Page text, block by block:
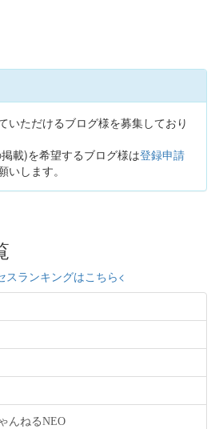
いただけるブログ様を募集しており
載)を希望するブログ様は登録申請
いします。
スランキングはこちら<
んねるNEO